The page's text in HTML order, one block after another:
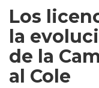
Los
la
de la
al Cole